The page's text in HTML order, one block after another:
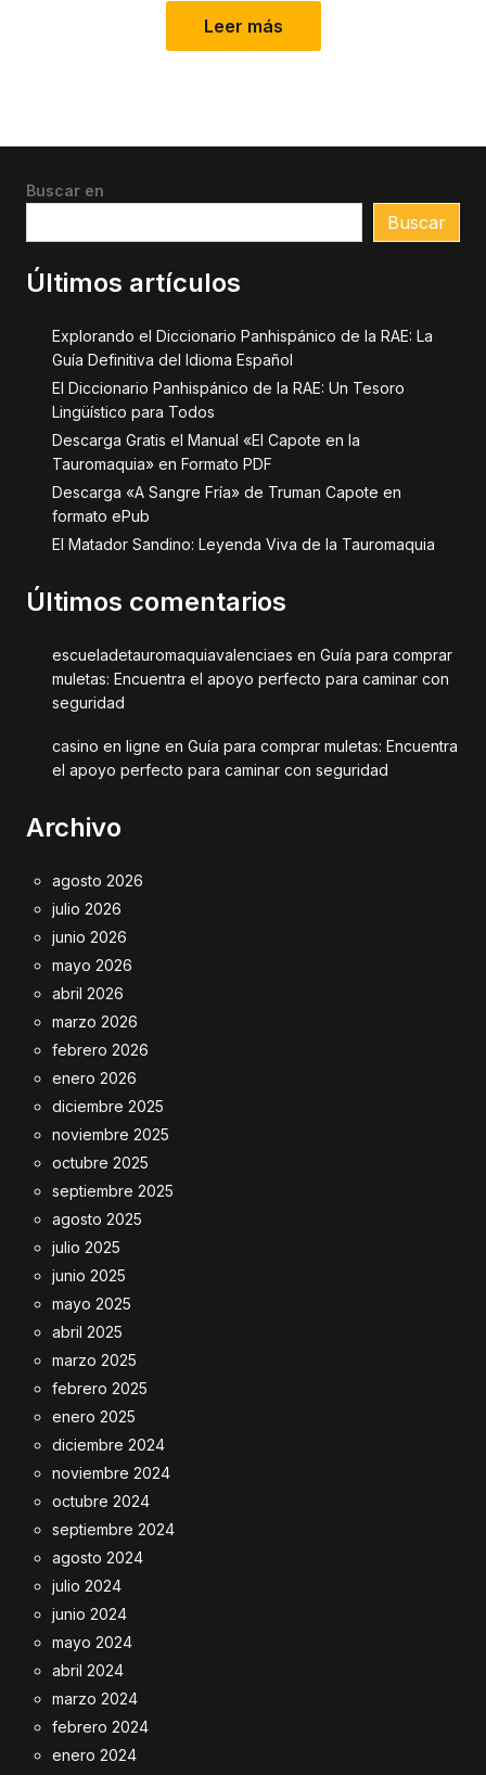
Leer más
Buscar en
Buscar
Últimos artículos
Explorando el Diccionario Panhispánico de la RAE: La
Guía Definitiva del Idioma Español
El Diccionario Panhispánico de la RAE: Un Tesoro
Lingüístico para Todos
Descarga Gratis el Manual «El Capote en la
Tauromaquia» en Formato PDF
Descarga «A Sangre Fría» de Truman Capote en
formato ePub
El Matador Sandino: Leyenda Viva de la Tauromaquia
Últimos comentarios
escueladetauromaquiavalenciaes en Guía para comprar
muletas: Encuentra el apoyo perfecto para caminar con
seguridad
casino en ligne en Guía para comprar muletas: Encuentra
el apoyo perfecto para caminar con seguridad
Archivo
agosto 2026
julio 2026
junio 2026
mayo 2026
abril 2026
marzo 2026
febrero 2026
enero 2026
diciembre 2025
noviembre 2025
octubre 2025
septiembre 2025
agosto 2025
julio 2025
junio 2025
mayo 2025
abril 2025
marzo 2025
febrero 2025
enero 2025
diciembre 2024
noviembre 2024
octubre 2024
septiembre 2024
agosto 2024
julio 2024
junio 2024
mayo 2024
abril 2024
marzo 2024
febrero 2024
enero 2024